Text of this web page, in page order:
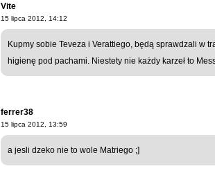
Vite
15 lipca 2012, 14:12
Kupmy sobie Teveza i Verattiego, będą sprawdzali w
higienę pod pachami. Niestety nie każdy karzeł to
ferrer38
15 lipca 2012, 13:59
a jesli dzeko nie to wole Matriego ;]